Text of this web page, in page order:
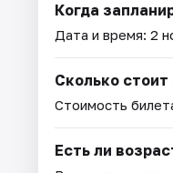
Когда
Дата и время: 2
Сколько стоит
Стоимость
Есть ли